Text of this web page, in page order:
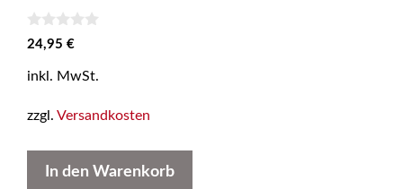
0
v
n
24,95 €
inkl. MwSt.
zzgl. Versandkosten
In den Warenkorb